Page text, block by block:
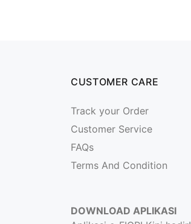
CUSTOMER CARE
Track your Order
Customer Service
FAQs
Terms And Condition
DOWNLOAD APLIKASI